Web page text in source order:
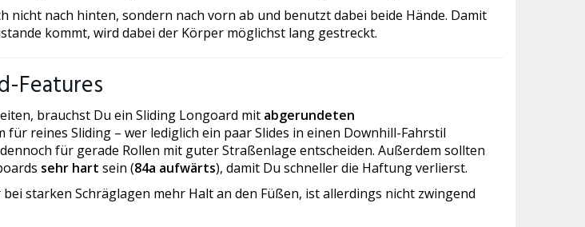
nicht nach hinten, sondern nach vorn ab und benutzt dabei beide Hände. Damit
kommt, wird dabei der Körper möglichst lang gestreckt.
Features
brauchst Du ein Sliding Longoard mit abgerundeten
für reines Sliding – wer lediglich ein paar Slides in einen Downhill-Fahrstil
für gerade Rollen mit guter Straßenlage entscheiden. Außerdem sollten
sehr hart sein (84a aufwärts), damit Du schneller die Haftung verlierst.
starken Schräglagen mehr Halt an den Füßen, ist allerdings nicht zwingend